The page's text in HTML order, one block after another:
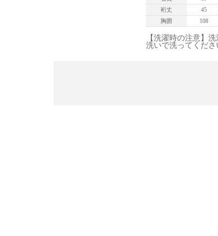
裄丈
45
胸囲
108
【洗濯時の注意】
洗いで洗ってくださ